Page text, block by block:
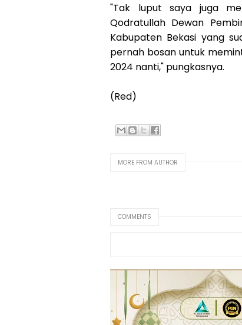
"Tak luput saya juga
Qodratullah Dewan
Kabupaten Bekasi yang
pernah bosan untuk
2024 nanti," pungkasnya.
(Red)
MORE FROM AUTHOR
COMMENTS